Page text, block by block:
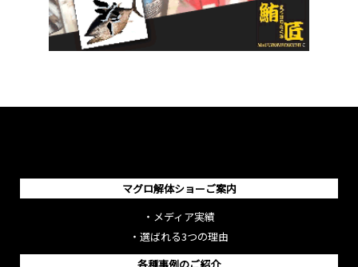
マグロ解体ショーご案内
・ メディア実績
・ 選ばれる3つの理由